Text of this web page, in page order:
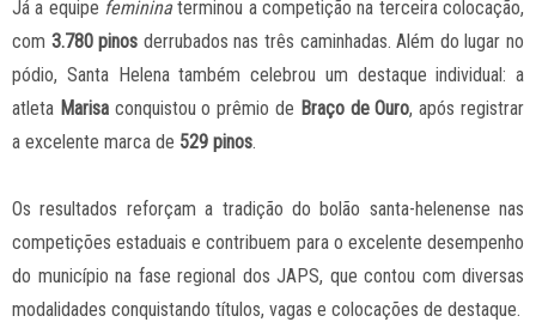
Já a equipe femininaterminou a competição na terceira colocação,
com 3.780 pinos derrubados nas três caminhadas. Além do lugar no
pódio, Santa Helena também celebrou um destaque individual: a
atleta Marisaconquistou o prêmio de Braço de Ouro, após registrar
a excelente marca de 529 pinos.
Os resultados reforçam a tradição do bolão santa-helenense nas
competições estaduais e contribuem para o excelente desempenho
do município na fase regional dos JAPS, que contou com diversas
modalidades conquistando títulos, vagas e colocações de destaque.